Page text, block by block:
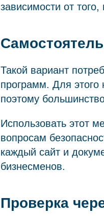
зависимости от
Такой вариант
программ. Для
поэтому
Использовать этот
вопросам
каждый сайт и
бизнесменов.
Проверка